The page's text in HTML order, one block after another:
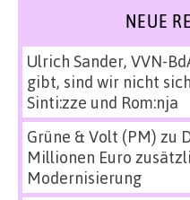
NEUE
Ulrich Sander, VVN-
gibt, sind wir nicht
Sinti:zze und Rom:nja
Grüne & Volt (PM) zu
Millionen Euro
Modernisierung